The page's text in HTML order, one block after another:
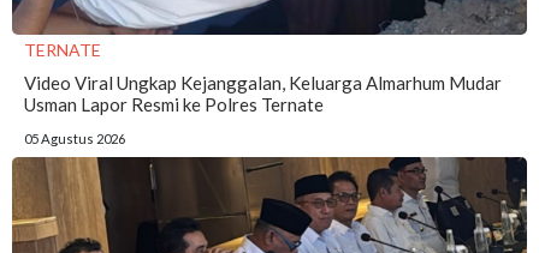
TERNATE
Video Viral Ungkap Kejanggalan, Keluarga Almarhum Mudar
Usman Lapor Resmi ke Polres Ternate
05 Agustus 2026